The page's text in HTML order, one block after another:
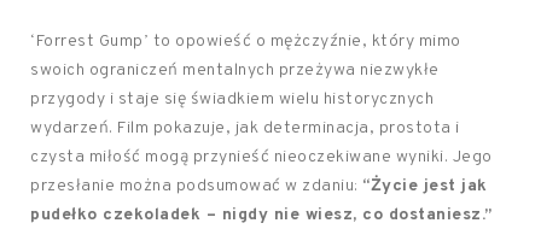
‘Forrest Gump’ to opowieść o mężczyźnie, który mimo
swoich ograniczeń mentalnych przeżywa niezwykłe
przygody i staje się świadkiem wielu historycznych
wydarzeń. Film pokazuje, jak determinacja, prostota i
czysta miłość mogą przynieść nieoczekiwane wyniki. Jego
przesłanie można podsumować w zdaniu: “Życie jest jak
pudełko czekoladek – nigdy nie wiesz, co dostaniesz.”